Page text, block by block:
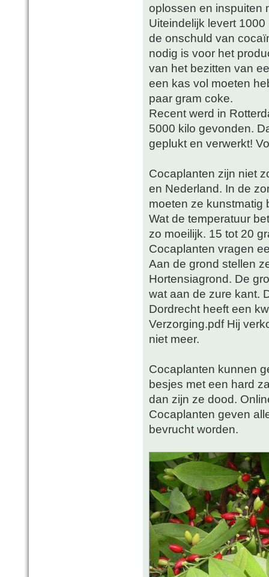
oplossen en inspuiten
Uiteindelijk levert
de onschuld van
nodig is voor het
van het bezitten van
een kas vol moeten
paar gram coke.
Recent werd in
5000 kilo gevonden.
geplukt en verwerkt!
Cocaplanten zijn niet
en Nederland. In de
moeten ze kunstmatig
Wat de temperatuur
zo moeilijk. 15 tot 20
Cocaplanten vragen
Aan de grond stellen
Hortensiagrond. De
wat aan de zure kant.
Dordrecht heeft een
Verzorging.pdf Hij
niet meer.
Cocaplanten kunnen
besjes met een hard
dan zijn ze dood.
Cocaplanten geven
bevrucht worden.